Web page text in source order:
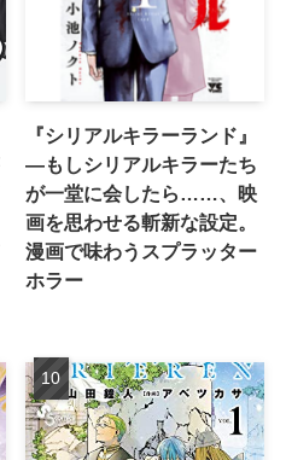
『シリアルキラーランド』
―もしシリアルキラーたち
が一堂に会したら……、映
画を思わせる斬新な設定。
漫画で味わうスプラッター
ホラー